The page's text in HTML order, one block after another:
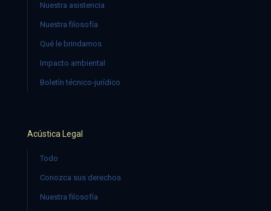
Nuestra asistencia
Nuestra filosofía
Qué le brindamos
Impacto ambiental
Boletín técnico-jurídico
Acústica Legal
Todo
Conozca sus derechos
Nuestra filosofía